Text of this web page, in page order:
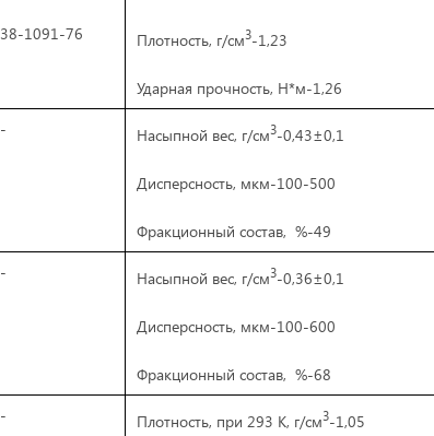
38-1091-76 Плотность, г/см3-1,23
Ударная прочность, Н*м-1,26
- Насыпной вес, г/см3-0,43±0,1
Дисперсность, мкм-100-500
Фракционный состав, %-49
- Насыпной вес, г/см3-0,36±0,1
Дисперсность, мкм-100-600
Фракционный состав, %-68
- Плотность, при 293 К, г/см3-1,05